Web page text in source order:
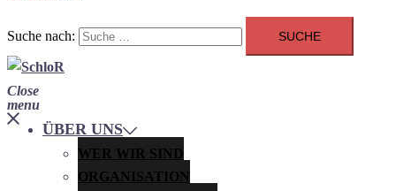
Suche nach:
Close
menu
ÜBER UNS
WER WIR SIND
ORGANISATION